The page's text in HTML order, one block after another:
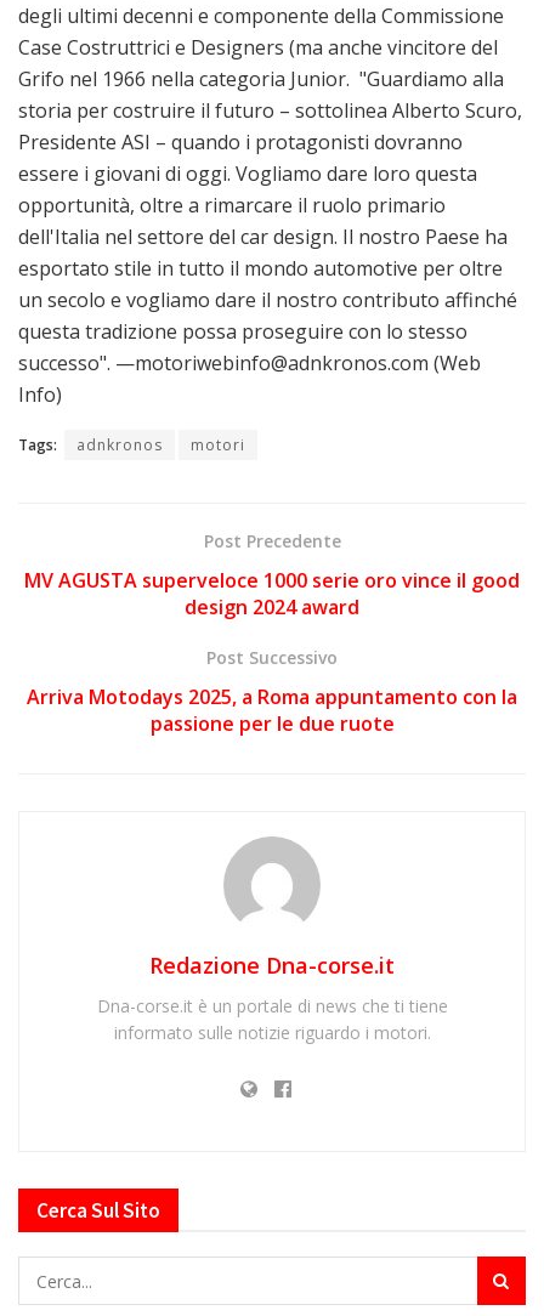
degli ultimi decenni e componente della Commissione
Case Costruttrici e Designers (ma anche vincitore del
Grifo nel 1966 nella categoria Junior. "Guardiamo alla
storia per costruire il futuro – sottolinea Alberto Scuro,
Presidente ASI – quando i protagonisti dovranno
essere i giovani di oggi. Vogliamo dare loro questa
opportunità, oltre a rimarcare il ruolo primario
dell'Italia nel settore del car design. Il nostro Paese ha
esportato stile in tutto il mondo automotive per oltre
un secolo e vogliamo dare il nostro contributo affinché
questa tradizione possa proseguire con lo stesso
successo". —motoriwebinfo@adnkronos.com (Web
Info)
Tags: adnkronos motori
Post Precedente
MV AGUSTA superveloce 1000 serie oro vince il good
design 2024 award
Post Successivo
Arriva Motodays 2025, a Roma appuntamento con la
passione per le due ruote
Redazione Dna-corse.it
Dna-corse.it è un portale di news che ti tiene
informato sulle notizie riguardo i motori.
Cerca Sul Sito